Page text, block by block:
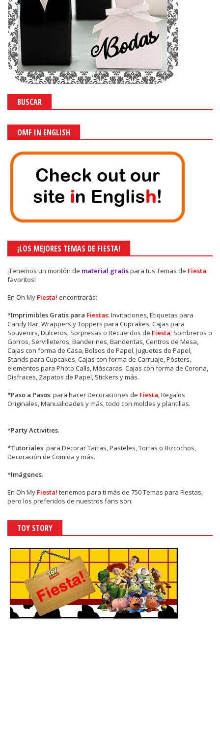
BUSCAR
OMF IN ENGLISH
¡LOS MEJORES TEMAS DE FIESTA!
¡Tenemos un montón de material gratispara tus Temas de Fiesta
favoritos!
En Oh My Fiesta! encontrarás:
*Imprimibles Gratis para Fiestas: Invitaciones, Etiquetas para
Candy Bar, Wrappers y Toppers para Cupcakes, Cajas para
Souvenirs, Dulceros, Sorpresas o Recuerdos de Fiesta; Sombreros o
Gorros, Servilleteros, Banderines, Banderitas, Centros de Mesa,
Cajas con forma de Casa, Bolsos de Papel, Juguetes de Papel,
Stands para Cupcakes, Cajas con forma de Carruaje, Pósters,
elementos para Photo Calls, Máscaras, Cajas con forma de Corona,
Disfraces, Zapatos de Papel, Stickers y más.
*Paso a Pasos: para hacer Decoraciones de Fiesta, Regalos
Originales, Manualidades y más, todo con moldes y plantillas.
*Party Activities.
*Tutoriales: para Decorar Tartas, Pasteles, Tortas o Bizcochos,
Decoración de Comida y más.
*Imágenes.
En Oh My Fiesta! tenemos para ti más de 750 Temas para Fiestas,
pero los preferidos de nuestros fans son:
TOY STORY